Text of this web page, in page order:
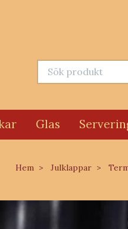
Glas
Hem Julklappar